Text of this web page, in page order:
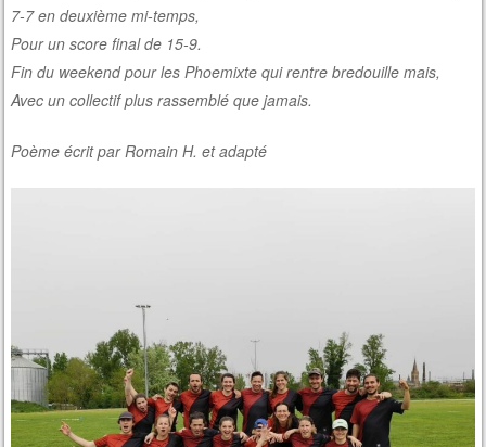
7-7 en deuxième mi-temps,
Pour un score final de 15-9.
Fin du weekend pour les Phoemixte qui rentre bredouille mais,
Avec un collectif plus rassemblé que jamais.
Poème écrit par Romain H. et adapté